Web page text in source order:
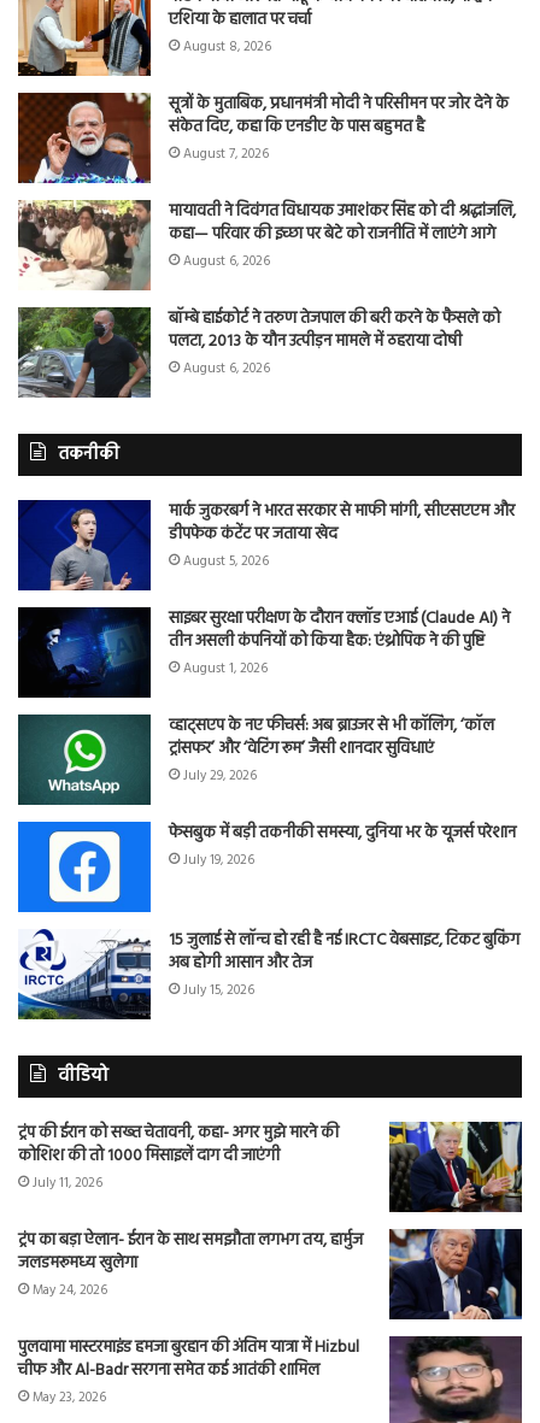
एशिया के हालात पर चर्चा
August 8, 2026
सूत्रों के मुताबिक, प्रधानमंत्री मोदी ने परिसीमन पर जोर देने के
संकेत दिए, कहा कि एनडीए के पास बहुमत है
August 7, 2026
मायावती ने दिवंगत विधायक उमाशंकर सिंह को दी श्रद्धांजलि,
कहा— परिवार की इच्छा पर बेटे को राजनीति में लाएंगे आगे
August 6, 2026
बॉम्बे हाईकोर्ट ने तरुण तेजपाल की बरी करने के फैसले को
पलटा, 2013 के यौन उत्पीड़न मामले में ठहराया दोषी
August 6, 2026
तकनीकी
मार्क जुकरबर्ग ने भारत सरकार से माफी मांगी, सीएसएएम और
डीपफेक कंटेंट पर जताया खेद
August 5, 2026
साइबर सुरक्षा परीक्षण के दौरान क्लॉड एआई (Claude AI) ने
तीन असली कंपनियों को किया हैक: एंथ्रोपिक ने की पुष्टि
August 1, 2026
व्हाट्सएप के नए फीचर्स: अब ब्राउजर से भी कॉलिंग, ‘कॉल
ट्रांसफर’ और ‘वेटिंग रूम’ जैसी शानदार सुविधाएं
July 29, 2026
फेसबुक में बड़ी तकनीकी समस्या, दुनिया भर के यूजर्स परेशान
July 19, 2026
15 जुलाई से लॉन्च हो रही है नई IRCTC वेबसाइट, टिकट बुकिंग
अब होगी आसान और तेज
July 15, 2026
वीडियो
ट्रंप की ईरान को सख्त चेतावनी, कहा- अगर मुझे मारने की
कोशिश की तो 1000 मिसाइलें दाग दी जाएंगी
July 11, 2026
ट्रंप का बड़ा ऐलान- ईरान के साथ समझौता लगभग तय, हार्मुज
जलडमरूमध्य खुलेगा
May 24, 2026
पुलवामा मास्टरमाइंड हमजा बुरहान की अंतिम यात्रा में Hizbul
चीफ और Al-Badr सरगना समेत कई आतंकी शामिल
May 23, 2026